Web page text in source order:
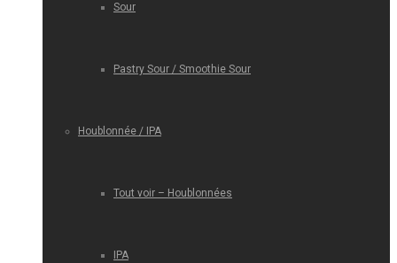
Sour
Pastry Sour / Smoothie Sour
Houblonnée / IPA
Tout voir – Houblonnées
IPA